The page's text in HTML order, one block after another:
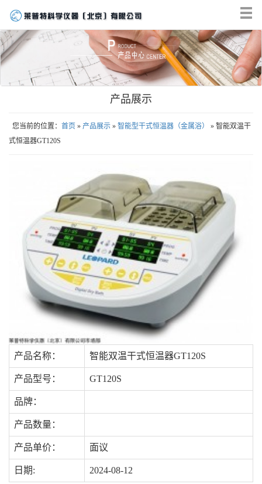
产品展示
您当前的位置： 首页 » 产品展示 » 智能型干式恒温器（金属浴）
» 智能双温干
式恒温器GT120S
产品名称： 智能双温干式恒温器GT120S
产品型号： GT120S
品牌：
产品数量：
产品单价： 面议
日期: 2024-08-12